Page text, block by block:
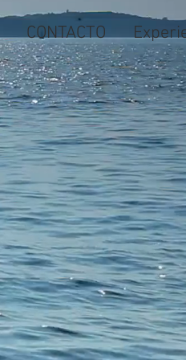
CONTACTO